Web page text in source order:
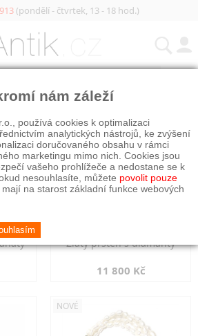
(pondělí - čtvrtek, 13 - 18 hod.)
Zlatý prsten s diamanty
11 800 Kč
NOVÉ
nám záleží
používá cookies k optimalizaci
analytických nástrojů, ke zvýšení
doručovaného obsahu v rámci
marketingu mimo nich. Cookies jsou
vašeho prohlížeče a nedostane se k
nesouhlasíte, můžete povolit pouze
na starost základní funkce webových